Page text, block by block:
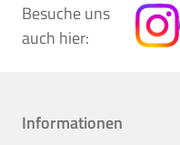
Besuche uns
auch hier:
Informationen